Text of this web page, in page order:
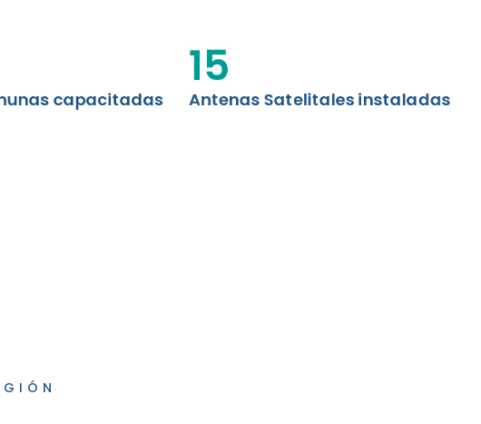
capacitadas Antenas Satelitales instaladas
15